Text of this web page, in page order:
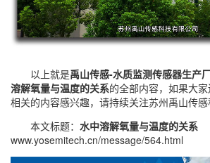
以上就是禹山传感-水质监测传感器生产
溶解氧量与温度的关系的全部内容，如果大
相关的内容感兴趣，请持续关注苏州禹山传
本文标题： 水中溶解氧量与温度的关系
www.yosemitech.cn/message/564.html